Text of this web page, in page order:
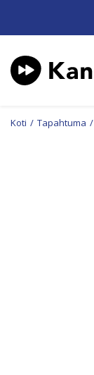
Koti / Tapahtuma /